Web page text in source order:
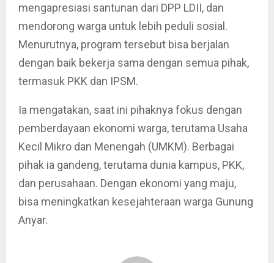
mengapresiasi santunan dari DPP LDII, dan
mendorong warga untuk lebih peduli sosial.
Menurutnya, program tersebut bisa berjalan
dengan baik bekerja sama dengan semua pihak,
termasuk PKK dan IPSM.
Ia mengatakan, saat ini pihaknya fokus dengan
pemberdayaan ekonomi warga, terutama Usaha
Kecil Mikro dan Menengah (UMKM). Berbagai
pihak ia gandeng, terutama dunia kampus, PKK,
dan perusahaan. Dengan ekonomi yang maju,
bisa meningkatkan kesejahteraan warga Gunung
Anyar.